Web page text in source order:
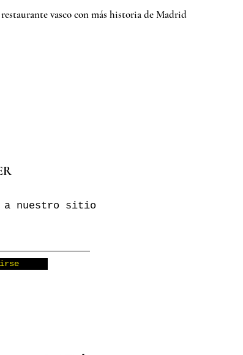
vasco con más historia de Madrid
a nuestro sitio